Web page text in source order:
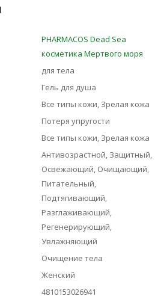
PHARMACOS Dead Sea
косметика Мертвого моря
для тела
Гель для душа
Все типы кожи, Зрелая кожа
Потеря упругости
Все типы кожи, Зрелая кожа
Антивозрастной, Защитный,
Освежающий, Очищающий,
Питательный,
Подтягивающий,
Разглаживающий,
Регенерирующий,
Увлажняющий
Очищение тела
Женский
4810153026941